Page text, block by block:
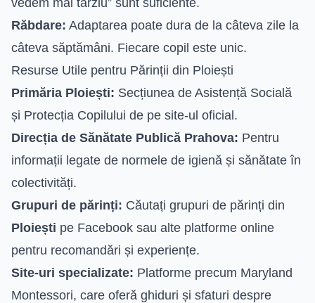
Răbdare: Adaptarea poate dura de la câteva zile la
câteva săptămâni. Fiecare copil este unic.
Resurse Utile pentru Părinții din Ploiești
Primăria Ploiești: Secțiunea de Asistență Socială
și Protecția Copilului de pe site-ul oficial.
Direcția de Sănătate Publică Prahova: Pentru
informații legate de normele de igienă și sănătate în
colectivități.
Grupuri de părinți: Căutați grupuri de părinți din
Ploiești pe Facebook sau alte platforme online
pentru recomandări și experiențe.
Site-uri specializate: Platforme precum Maryland
Montessori, care oferă ghiduri și sfaturi despre